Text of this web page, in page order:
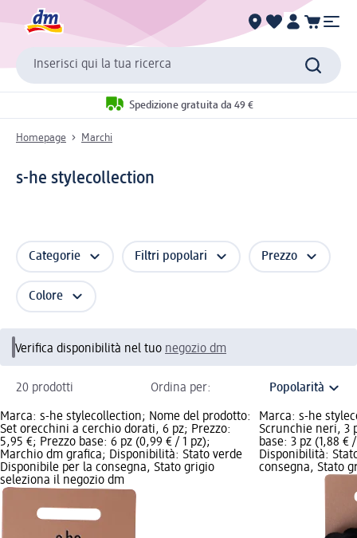
Inserisci qui la tua ricerca
Spedizione gratuita da 49 €
Homepage Marchi
s-he stylecollection
Categorie Filtri popolari Prezzo
Colore
Verifica disponibilità nel tuo negozio dm
20 prodotti Ordina per:
Marca: s-he stylecollection; Nome del prodotto:
Set orecchini a cerchio dorati, 6 pz; Prezzo:
5,95 €; Prezzo base: 6 pz (0,99 € / 1 pz);
Marchio dm grafica; Disponibilità: Stato verde
Disponibile per la consegna, Stato grigio
seleziona il negozio dm
Marca: s-he
Scrunchie neri, 3
base: 3 pz (1,88
Disponibilità:
consegna, Stato